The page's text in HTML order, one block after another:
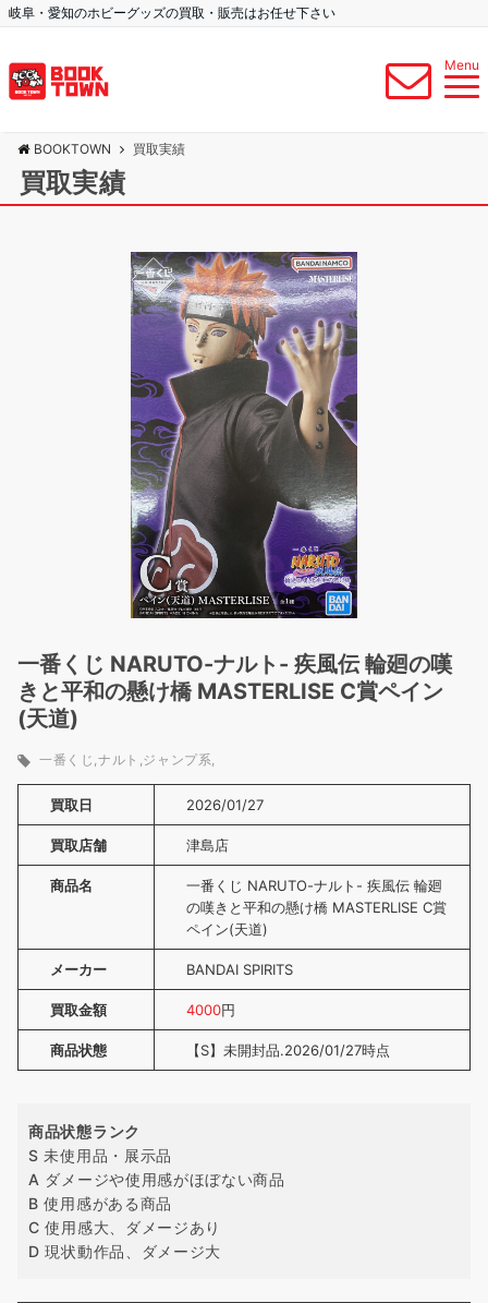
岐阜・愛知のホビーグッズの買取・販売はお任せ下さい
Menu
BOOKTOWN 買取実績
買取実績
一番くじ NARUTO-ナルト- 疾風伝 輪廻の嘆
きと平和の懸け橋 MASTERLISE C賞ペイン
(天道)
一番くじ ナルト ジャンプ系
買取日 2026/01/27
買取店舗 津島店
商品名
一番くじ NARUTO-ナルト- 疾風伝 輪廻
の嘆きと平和の懸け橋 MASTERLISE C賞
ペイン(天道)
メーカー BANDAI SPIRITS
買取金額 4000円
商品状態 【S】未開封品.2026/01/27時点
商品状態ランク
S 未使用品・展示品
A ダメージや使用感がほぼない商品
B 使用感がある商品
C 使用感大、ダメージあり
D 現状動作品、ダメージ大